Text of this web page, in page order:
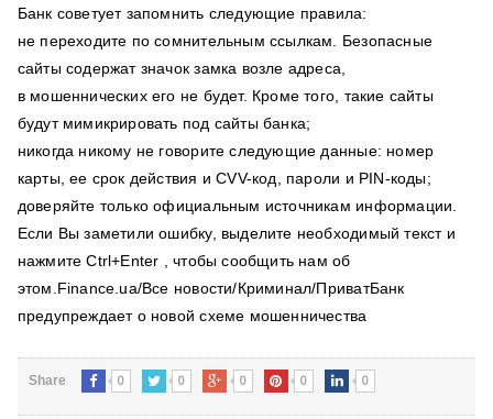
Банк советует запомнить следующие правила:
не переходите по сомнительным ссылкам. Безопасные
сайты содержат значок замка возле адреса,
в мошеннических его не будет. Кроме того, такие сайты
будут мимикрировать под сайты банка;
никогда никому не говорите следующие данные: номер
карты, ее срок действия и CVV-код, пароли и PIN-коды;
доверяйте только официальным источникам информации.
Если Вы заметили ошибку, выделите необходимый текст и
нажмите Ctrl+Enter , чтобы сообщить нам об
этом.Finance.ua/Все новости/Криминал/ПриватБанк
предупреждает о новой схеме мошенничества
Share 0 0 0 0 0